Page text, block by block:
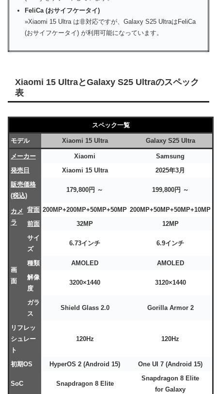
FeliCa (おサイフケータイ)
»Xiaomi 15 Ultra は非対応ですが、Galaxy S25 UltraはFeliCa
(おサイフケータイ) が利用可能になっています。
Xiaomi 15 UltraとGalaxy S25 Ultraのスペック
表
スペック一覧
モデル Xiaomi 15 Ultra Galaxy S25 Ultra
メーカー Xiaomi
Samsung
発売日
Xiaomi 15 Ultra
2025年3月
販売価格
(税込)
179,800円 ～ 199,800円 ～
カメ
ラ
背面 200MP+200MP+50MP+50MP 200MP+50MP+50MP+10MP
前面
32MP 12MP
画
面
サイ
ズ
6.73インチ 6.9インチ
種類 AMOLED
AMOLED
解像
度
3200×1440 3120×1440
ガラ
ス
Shield Glass 2.0 Gorilla Armor 2
リフレッ
シュレー
ト
120Hz 120Hz
初期OS HyperOS 2 (Android 15) One UI 7 (Android 15)
SoC Snapdragon 8 Elite
Snapdragon 8 Elite
for Galaxy